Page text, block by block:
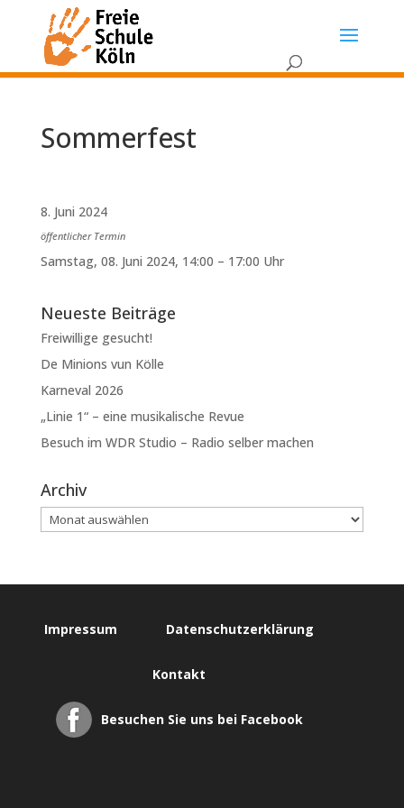
Sommerfest
8. Juni 2024
öffentlicher Termin
Samstag, 08. Juni 2024, 14:00 – 17:00 Uhr
Neueste Beiträge
Freiwillige gesucht!
De Minions vun Kölle
Karneval 2026
„Linie 1“ – eine musikalische Revue
Besuch im WDR Studio – Radio selber machen
Archiv
Impressum Datenschutzerklärung
Kontakt
Besuchen Sie uns bei Facebook